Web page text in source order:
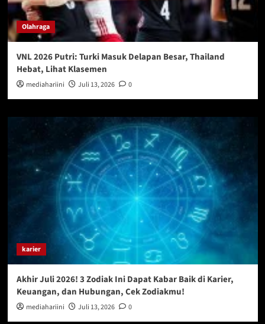
Olahraga
VNL 2026 Putri: Turki Masuk Delapan Besar, Thailand
Hebat, Lihat Klasemen
mediahariini Juli 13, 2026 0
karier
Akhir Juli 2026! 3 Zodiak Ini Dapat Kabar Baik di Karier,
Keuangan, dan Hubungan, Cek Zodiakmu!
mediahariini Juli 13, 2026 0